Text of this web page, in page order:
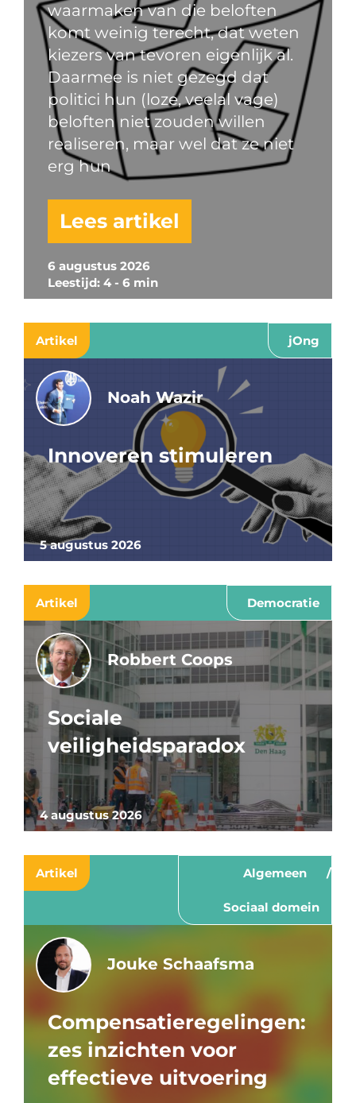
6 augustus 2026
Leestijd: 4 - 6 min
waarmaken van die beloften
komt weinig terecht, dat weten
kiezers van tevoren eigenlijk al.
Daarmee is niet gezegd dat
politici hun (loze, veelal vage)
beloften niet zouden willen
realiseren, maar wel dat ze niet
erg hun
Lees artikel
Artikel jOng
5 augustus 2026
Noah Wazir
Innoveren stimuleren
Artikel Democratie
4 augustus 2026
Robbert Coops
Sociale
veiligheidsparadox
Artikel Algemeen
Sociaal domein
Jouke Schaafsma
Compensatieregelingen:
zes inzichten voor
effectieve uitvoering